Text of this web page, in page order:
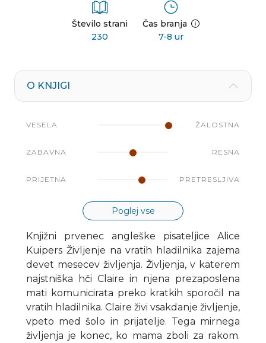
Število strani
230
Čas branja
7-8 ur
O KNJIGI
VESELA ŽALOSTNA
ZABAVNA RESNA
PRIJETNA PRETRESLJIVA
Poglej vse
Knjižni prvenec angleške pisateljice Alice
Kuipers Življenje na vratih hladilnika zajema
devet mesecev življenja. Življenja, v katerem
najstniška hči Claire in njena prezaposlena
mati komunicirata preko kratkih sporočil na
vratih hladilnika. Claire živi vsakdanje življenje,
vpeto med šolo in prijatelje. Tega mirnega
življenja je konec, ko mama zboli za rakom.